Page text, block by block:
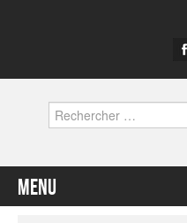
Rechercher
Menu